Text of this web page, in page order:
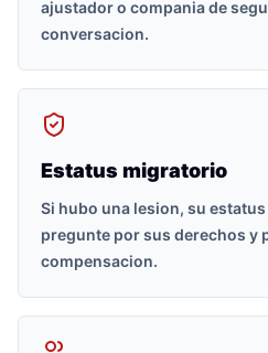
ajustador o compania de
conversacion.
Estatus migratorio
Si hubo una lesion, su
pregunte por sus derechos y
compensacion.